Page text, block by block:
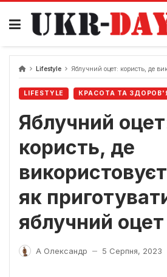
Перейти
вмісту
Lifestyle Яблучний оцет: користь, де
LIFESTYLE КРАСОТА ТА
Яблучний
користь, де
як
яблучний
А Олександр — 5 Серпня, 2023